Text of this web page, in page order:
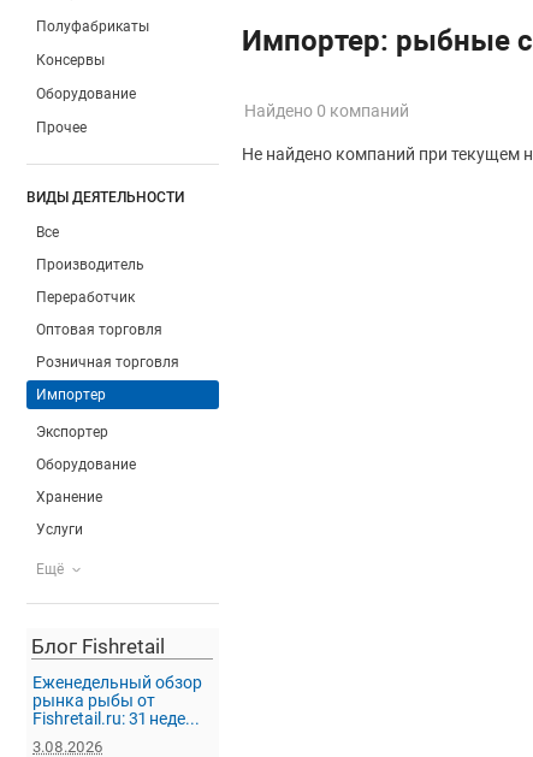
Полуфабрикаты
Консервы
Оборудование
Прочее
ВИДЫ ДЕЯТЕЛЬНОСТИ
Все
Производитель
Переработчик
Оптовая торговля
Розничная торговля
Импортер
Экспортер
Оборудование
Хранение
Услуги
Ещё
Блог Fishretail
Еженедельный обзор
рынка рыбы от
Fishretail.ru: 31 неде...
3.08.2026
Импортер: рыбные
Найдено 0 компаний
Не найдено компаний при текущем